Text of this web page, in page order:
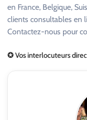
en France, Belgique,
clients consultables en
Contactez-nous pour
✪ Vos interlocuteurs